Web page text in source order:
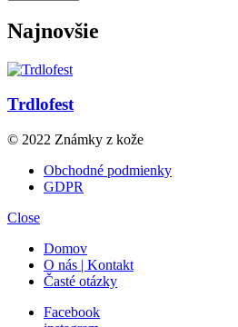
Najnovšie
Trdlofest
© 2022 Známky z kože
Obchodné podmienky
GDPR
Close
Domov
O nás | Kontakt
Časté otázky
Facebook